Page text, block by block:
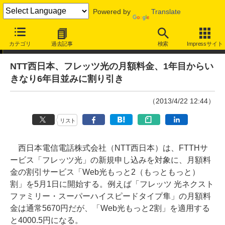
Powered by Translate
カテゴリ 過去記事 検索 Impressサイト
ニュース
NTT西日本、フレッツ光の月額料金、1年目からい
きなり6年目並みに割り引き
（2013/4/22 12:44）
リスト
西日本電信電話株式会社（NTT西日本）は、FTTHサ
ービス「フレッツ光」の新規申し込みを対象に、月額料
金の割引サービス「Web光もっと2（もっともっと）
割」を5月1日に開始する。例えば「フレッツ 光ネクスト
ファミリー・スーパーハイスピードタイプ隼」の月額料
金は通常5670円だが、「Web光もっと2割」を適用する
と4000.5円になる。